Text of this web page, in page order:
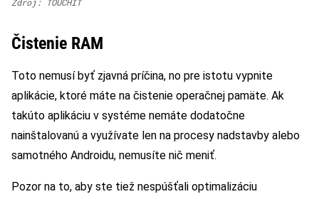
Čistenie RAM
Toto nemusí byť zjavná príčina, no pre istotu vypnite
aplikácie, ktoré máte na čistenie operačnej pamäte. Ak
takúto aplikáciu v systéme nemáte dodatočne
nainštalovanú a využívate len na procesy nadstavby alebo
samotného Androidu, nemusíte nič meniť.
Pozor na to, aby ste tiež nespúšťali optimalizáciu